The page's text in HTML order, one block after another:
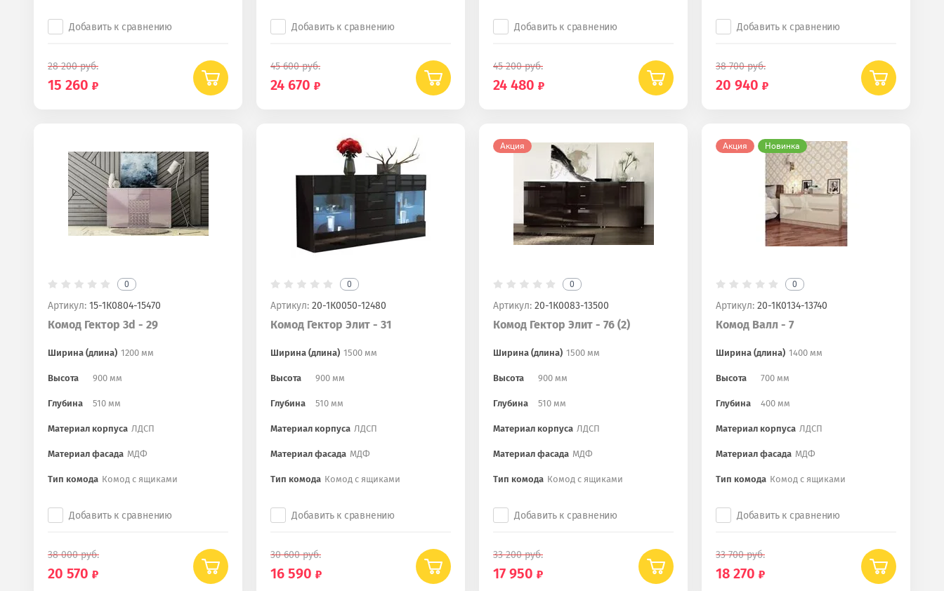
Добавить к сравнению
28 200руб.
15 260
Добавить к сравнению
45 600руб.
24 670
Добавить к сравнению
45 200руб.
24 480
Добавить к сравнению
38 700руб.
20 940
0
Артикул: 15-1К0804-15470
Комод Гектор 3d - 29
Ширина (длина) 1200 мм
Высота 900 мм
Глубина 510 мм
Материал корпуса ЛДСП
Материал фасада МДФ
Тип комода Комод с ящиками
Добавить к сравнению
38 000руб.
20 570
0
Артикул: 20-1К0050-12480
Комод Гектор Элит - 31
Ширина (длина) 1500 мм
Высота 900 мм
Глубина 510 мм
Материал корпуса ЛДСП
Материал фасада МДФ
Тип комода Комод с ящиками
Добавить к сравнению
30 600руб.
16 590
Акция
0
Артикул: 20-1К0083-13500
Комод Гектор Элит - 76 (2)
Ширина (длина) 1500 мм
Высота 900 мм
Глубина 510 мм
Материал корпуса ЛДСП
Материал фасада МДФ
Тип комода Комод с ящиками
Добавить к сравнению
33 200руб.
17 950
Акция Новинка
0
Артикул: 20-1К0134-13740
Комод Валл - 7
Ширина (длина) 1400 мм
Высота 700 мм
Глубина 400 мм
Материал корпуса ЛДСП
Материал фасада МДФ
Тип комода Комод с ящиками
Добавить к сравнению
33 700руб.
18 270